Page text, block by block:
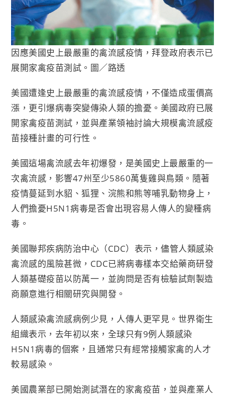
因應美國史上最嚴重的禽流感疫情，拜登政府表示已
展開家禽疫苗測試。圖／路透
美國遭逢史上最嚴重的禽流感疫情，不僅造成蛋價高
漲，更引爆病毒突變傳染人類的擔憂。美國政府已展
開家禽疫苗測試，並與產業領袖討論大規模禽流感疫
苗接種計畫的可行性。
美國這場禽流感去年初爆發，是美國史上最嚴重的一
次禽流感，影響47州至少5860萬隻雞與鳥類。隨著
疫情蔓延到水貂、狐狸、浣熊和熊等哺乳動物身上，
人們擔憂H5N1病毒是否會出現容易人傳人的變種病
毒。
美國聯邦疾病防治中心（CDC）表示，儘管人類感染
禽流感的風險甚微，CDC已將病毒樣本交給藥商研發
人類基礎疫苗以防萬一，並詢問是否有檢驗試劑製造
商願意進行相關研究與開發。
人類感染禽流感病例少見，人傳人更罕見。世界衛生
組織表示，去年初以來，全球只有9例人類感染
H5N1病毒的個案，且通常只有經常接觸家禽的人才
較易感染。
美國農業部已開始測試潛在的家禽疫苗，並與產業人